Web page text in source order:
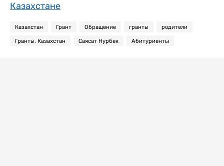
Казахстане
Казахстан Грант Обращение гранты родители
Гранты. Казахстан Саясат Нурбек Абитуриенты